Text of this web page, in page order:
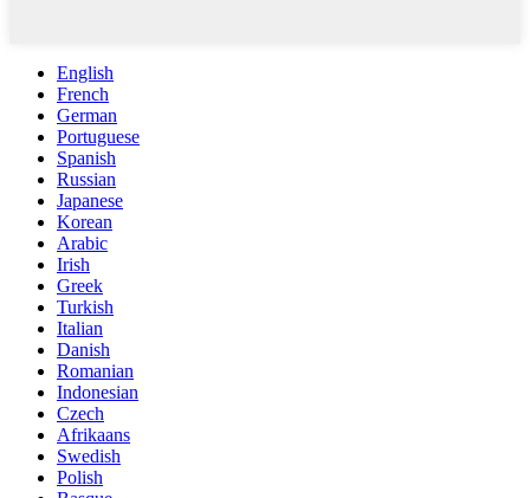
English
French
German
Portuguese
Spanish
Russian
Japanese
Korean
Arabic
Irish
Greek
Turkish
Italian
Danish
Romanian
Indonesian
Czech
Afrikaans
Swedish
Polish